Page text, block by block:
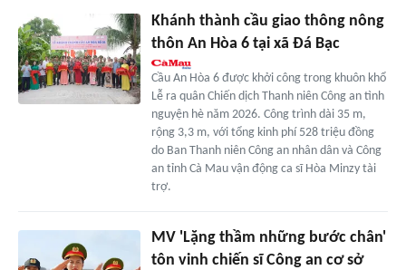
Khánh thành cầu giao thông nông
thôn An Hòa 6 tại xã Đá Bạc
Cầu An Hòa 6 được khởi công trong khuôn khổ
Lễ ra quân Chiến dịch Thanh niên Công an tình
nguyện hè năm 2026. Công trình dài 35 m,
rộng 3,3 m, với tổng kinh phí 528 triệu đồng
do Ban Thanh niên Công an nhân dân và Công
an tỉnh Cà Mau vận động ca sĩ Hòa Minzy tài
trợ.
MV 'Lặng thầm những bước chân'
tôn vinh chiến sĩ Công an cơ sở